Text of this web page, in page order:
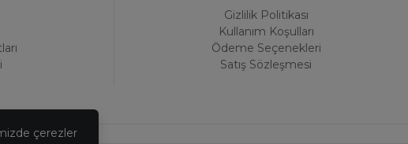
Gizlilik Politikası
Kullanım Koşulları
Ödeme Seçenekleri
Satış Sözleşmesi
çerezler